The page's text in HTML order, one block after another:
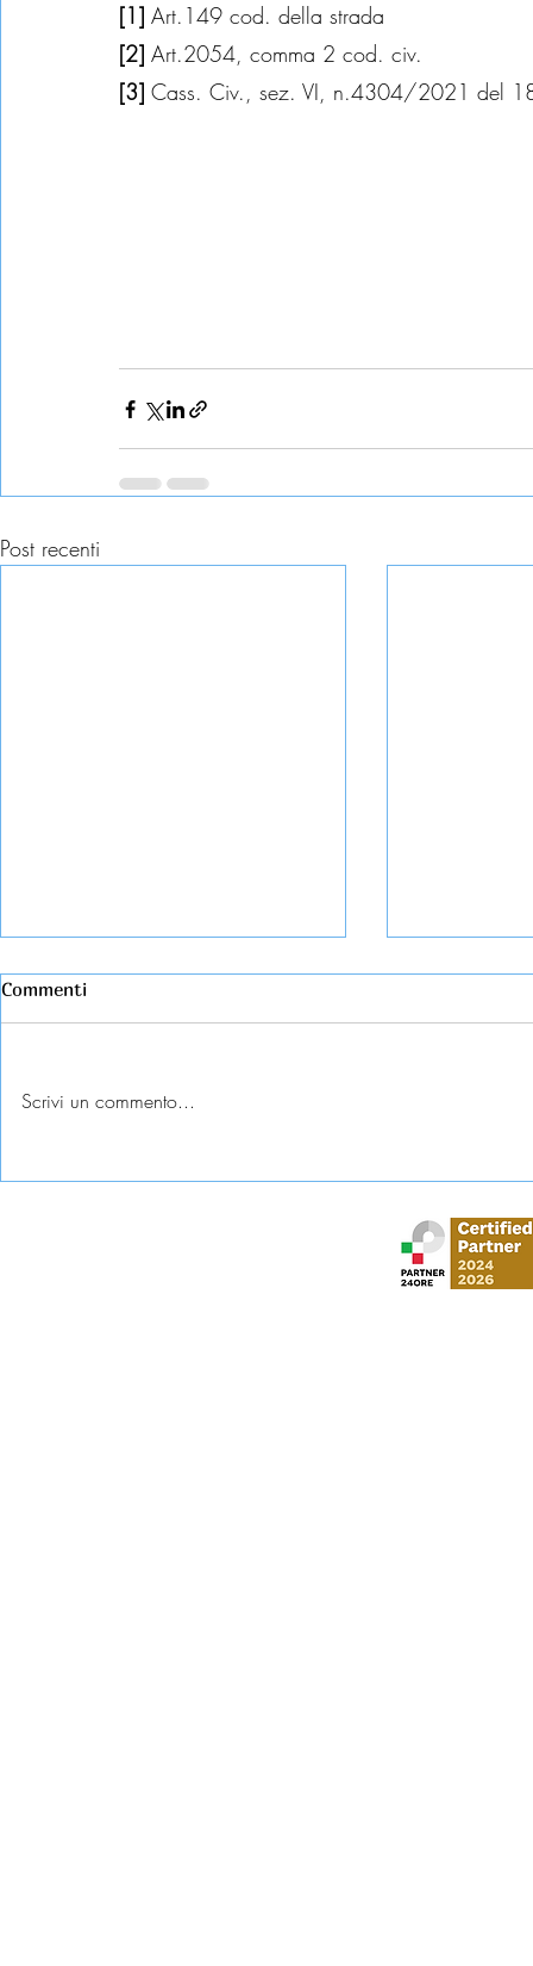
[1] Art.149 cod. della strada
[2] Art.2054, comma 2 cod. civ.
[3] Cass. Civ., sez. VI, n.4304/2021 del
Post recenti
Commenti
Scrivi un commento...